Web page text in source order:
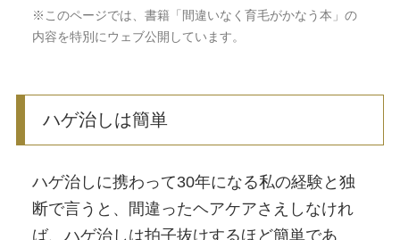
カウンセリング/サロン
Q&A
※このページでは、書籍「間違いなく育毛がかなう本」の
内容を特別にウェブ公開しています。
ハゲ治しは簡単
ハゲ治しに携わって30年になる私の経験と独
断で言うと、間違ったヘアケアさえしなけれ
ば、ハゲ治しは拍子抜けするほど簡単であ